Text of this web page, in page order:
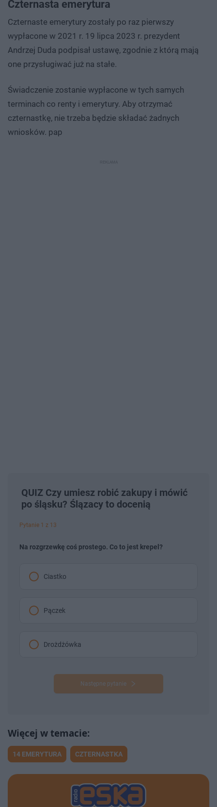
Czternasta emerytura
Czternaste emerytury zostały po raz pierwszy
wypłacone w 2021 r. 19 lipca 2023 r. prezydent
Andrzej Duda podpisał ustawę, zgodnie z którą mają
one przysługiwać już na stałe.
Świadczenie zostanie wypłacone w tych samych
terminach co renty i emerytury. Aby otrzymać
czternastkę, nie trzeba będzie składać żadnych
wniosków. pap
QUIZ Czy umiesz robić zakupy i mówić
po śląsku? Ślązacy to docenią
Pytanie 1 z 13
Na rozgrzewkę coś prostego. Co to jest krepel?
Ciastko
Pączek
Drożdżówka
Następne pytanie
14 EMERYTURA CZTERNASTKA